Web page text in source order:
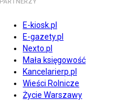
E-kiosk.pl
E-gazety.pl
Nexto.pl
Mała księgowość
Kancelarierp.pl
Wieści Rolnicze
Życie Warszawy